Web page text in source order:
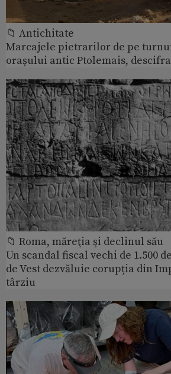
📁 Antichitate
Marcajele pietrarilor de pe
orașului antic Ptolemais,
📁 Roma, măreţia şi declinul său
Un scandal fiscal vechi de 1.500
de Vest dezvăluie corupția din
târziu